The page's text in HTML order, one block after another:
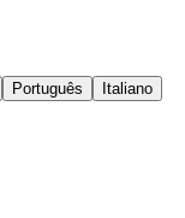
Português
Italiano